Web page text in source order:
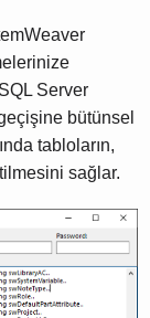
Server
bütünsel
tabloların,
sağlar.